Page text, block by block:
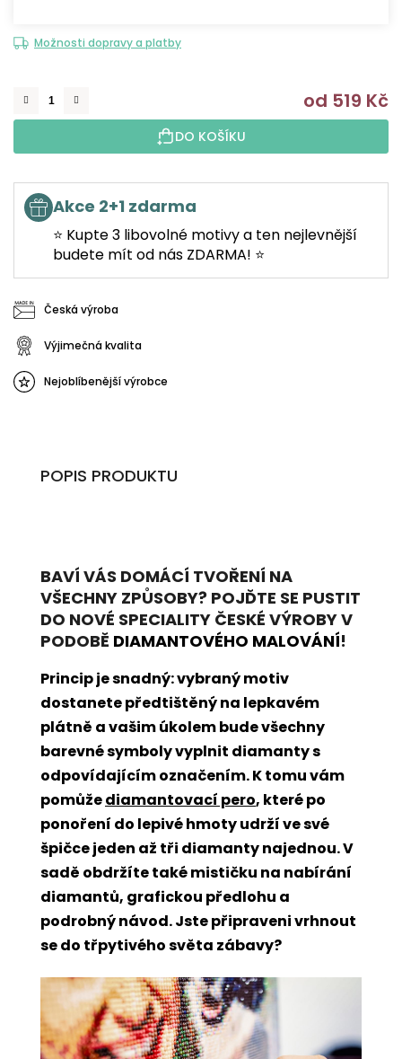
Možnosti dopravy a platby
od 519 Kč
DO KOŠÍKU
Akce 2+1 zdarma
⭐ Kupte 3 libovolné motivy a ten nejlevnější
budete mít od nás ZDARMA! ⭐
Česká výroba
Výjimečná kvalita
Nejoblíbenější výrobce
POPIS PRODUKTU
BAVÍ VÁS DOMÁCÍ TVOŘENÍ NA
VŠECHNY ZPŮSOBY? POJĎTE SE PUSTIT
DO NOVÉ SPECIALITY ČESKÉ VÝROBY V
PODOBĚ DIAMANTOVÉHO MALOVÁNÍ!
Princip je snadný: vybraný motiv
dostanete předtištěný na lepkavém
plátně a vašim úkolem bude všechny
barevné symboly vyplnit diamanty s
odpovídajícím označením. K tomu vám
pomůžediamantovací pero, které po
ponoření do lepivé hmoty udrží ve své
špičce jeden až tři diamanty najednou. V
sadě obdržíte také mističku na nabírání
diamantů, grafickou předlohu a
podrobný návod. Jste připraveni vrhnout
se do třpytivého světa zábavy?